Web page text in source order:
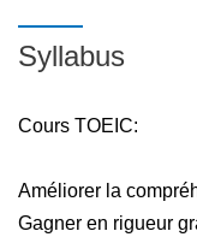
Syllabus
Cours TOEIC:
Améliorer la
Gagner en rigueur